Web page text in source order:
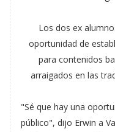
Los dos ex
oportunidad de
para contenidos
arraigados en las
"Sé que hay una
público", dijo Erwin a